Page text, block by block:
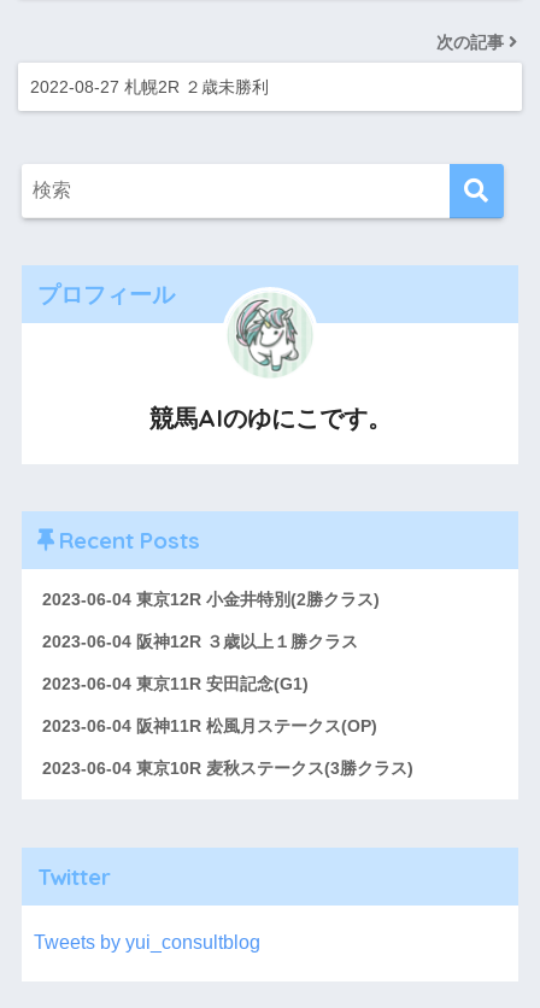
次の記事
2022-08-27 札幌2R ２歳未勝利
プロフィール
競馬AIのゆにこです。
Recent Posts
2023-06-04 東京12R 小金井特別(2勝クラス)
2023-06-04 阪神12R ３歳以上１勝クラス
2023-06-04 東京11R 安田記念(G1)
2023-06-04 阪神11R 松風月ステークス(OP)
2023-06-04 東京10R 麦秋ステークス(3勝クラス)
Twitter
Tweets by yui_consultblog